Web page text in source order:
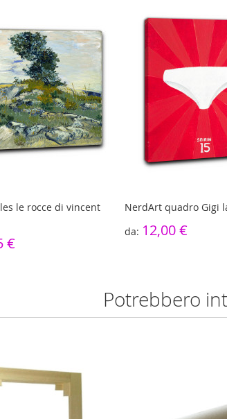
le rocce di vincent
€
NerdArt quadro Gigi
12,00 €
Potrebbero